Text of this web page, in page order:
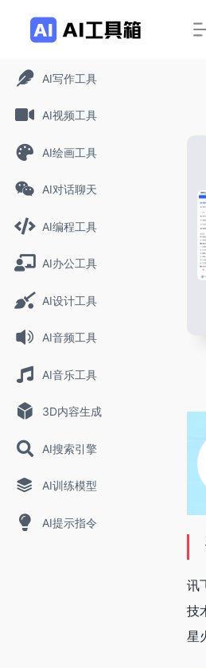
AI写作工具
AI视频工具
AI绘画工具
AI对话聊天
AI编程工具
AI办公工具
AI设计工具
AI音频工具
AI音乐工具
3D内容生成
AI搜索引擎
AI训练模型
AI提示指令
讯
技
星